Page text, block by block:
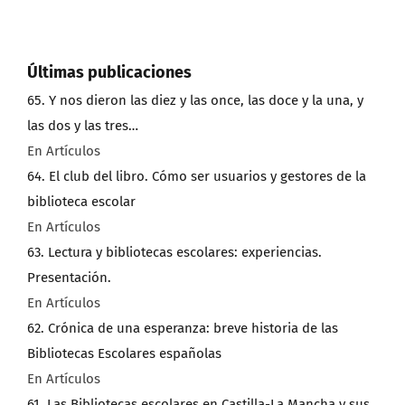
Últimas publicaciones
65. Y nos dieron las diez y las once, las doce y la una, y
las dos y las tres…
En Artículos
64. El club del libro. Cómo ser usuarios y gestores de la
biblioteca escolar
En Artículos
63. Lectura y bibliotecas escolares: experiencias.
Presentación.
En Artículos
62. Crónica de una esperanza: breve historia de las
Bibliotecas Escolares españolas
En Artículos